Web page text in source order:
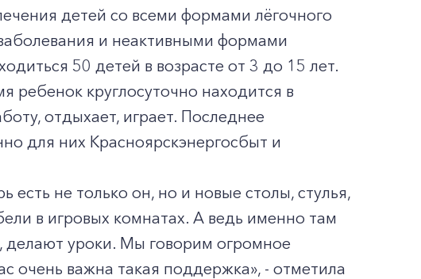
детей со всеми формами лёгочного
и неактивными формами
50 детей в возрасте от 3 до 15 лет.
ребенок круглосуточно находится в
отдыхает, играет. Последнее
для них Красноярскэнергосбыт и
не только он, но и новые столы, стулья,
в игровых комнатах. А ведь именно там
делают уроки. Мы говорим огромное
очень важна такая поддержка», - отметила